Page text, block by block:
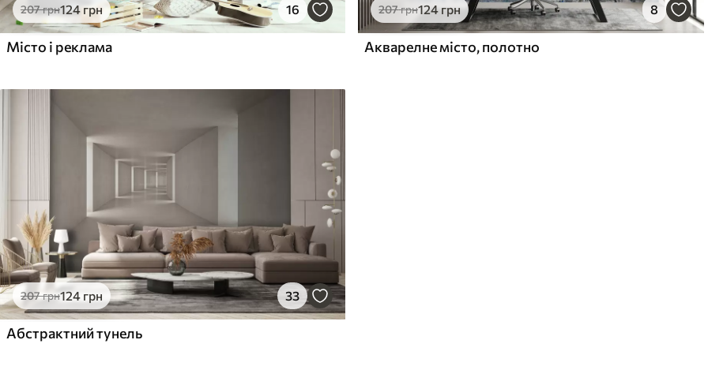
207грн124 грн 16
Місто і реклама
207грн124грн 8
Акварелне місто, полотно
207грн124 грн 33
Абстрактний тунель